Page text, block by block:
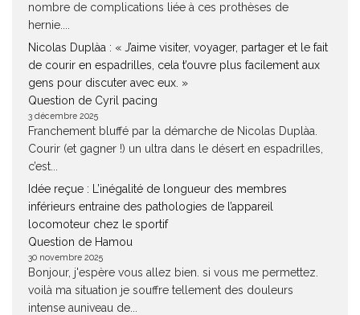
nombre de complications liée à ces prothèses de
hernie....
Nicolas Duplàa : « J’aime visiter, voyager, partager et le fait
de courir en espadrilles, cela t’ouvre plus facilement aux
gens pour discuter avec eux. »
Question de Cyril pacing
3 décembre 2025
Franchement bluffé par la démarche de Nicolas Duplàa.
Courir (et gagner !) un ultra dans le désert en espadrilles,
c’est...
Idée reçue : L’inégalité de longueur des membres
inférieurs entraine des pathologies de l’appareil
locomoteur chez le sportif
Question de Hamou
30 novembre 2025
Bonjour, j'espère vous allez bien. si vous me permettez.
voilà ma situation je souffre tellement des douleurs
intense auniveau de...